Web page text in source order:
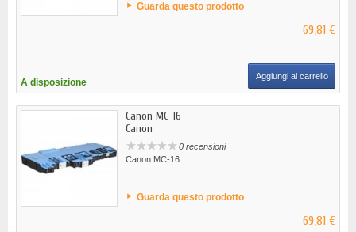
Guarda questo prodotto
69,81 €
A disposizione
Aggiungi al carrello
Canon MC-16
Canon
0 recensioni
Canon MC-16
Guarda questo prodotto
69,81 €